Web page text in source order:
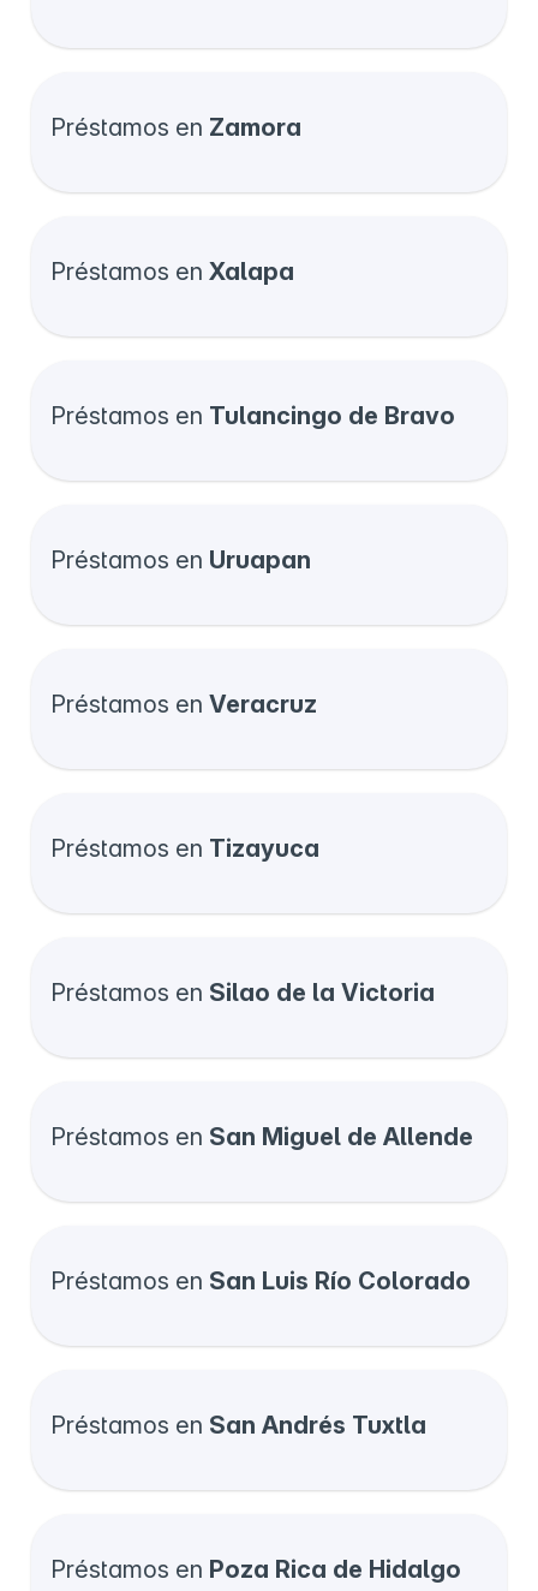
Préstamos en Zamora
Préstamos en Xalapa
Préstamos en Tulancingo de Bravo
Préstamos en Uruapan
Préstamos en Veracruz
Préstamos en Tizayuca
Préstamos en Silao de la Victoria
Préstamos en San Miguel de Allende
Préstamos en San Luis Río Colorado
Préstamos en San Andrés Tuxtla
Préstamos en Poza Rica de Hidalgo